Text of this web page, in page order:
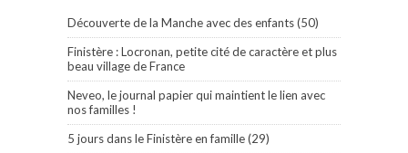
Découverte de la Manche avec des enfants (50)
Finistère : Locronan, petite cité de caractère et plus
beau village de France
Neveo, le journal papier qui maintient le lien avec
nos familles !
5 jours dans le Finistère en famille (29)